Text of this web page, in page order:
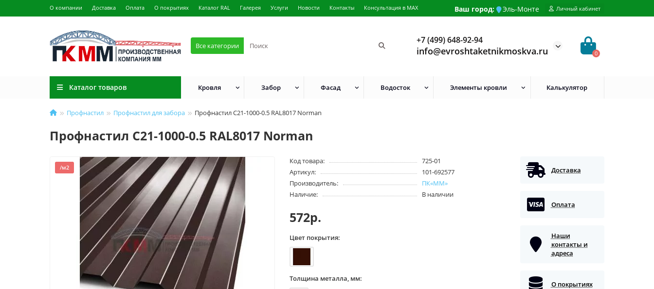
О компании Доставка Оплата О покрытиях Каталог RAL Галерея Услуги Новости Контакты Консультация в MAX Ваш город: Эль-Монте Личный кабинет
Все категории
+7 (499) 648-92-94
info@evroshtaketnikmoskva.ru 0
Каталог товаров Кровля Забор Фасад Водосток Элементы кровли Калькулятор
Профнастил Профнастил для забора Профнастил C21-1000-0.5 RAL8017 Norman
Профнастил C21-1000-0.5 RAL8017 Norman
/м2
Код товара:
725-01
Артикул:
101-692577
Производитель:
ПК«ММ»
Наличие:
В наличии
572р.
Цвет покрытия:
Толщина металла, мм:
Доставка
Оплата
Наши
контакты и
адреса
О покрытиях